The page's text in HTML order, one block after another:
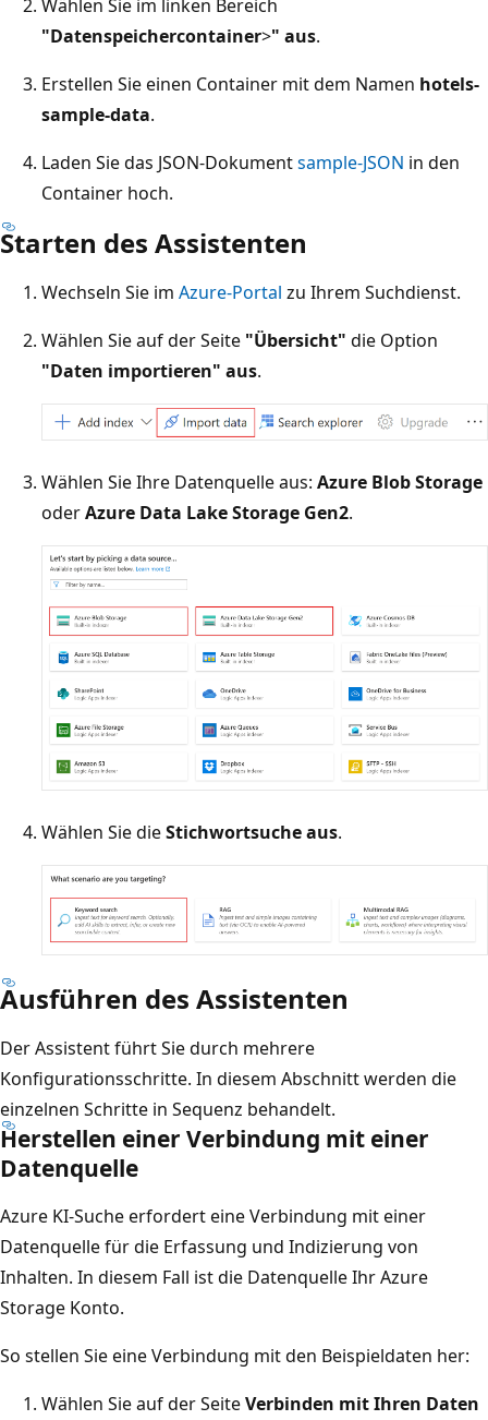
Wählen Sie im linken Bereich
"Datenspeichercontainer>" aus.
Erstellen Sie einen Container mit dem Namen hotels-
sample-data.
Laden Sie das JSON-Dokumentsample-JSON in den
Container hoch.
Starten des Assistenten
Wechseln Sie im Azure-Portal zu Ihrem Suchdienst.
Wählen Sie auf der Seite "Übersicht" die Option
"Daten importieren" aus.
Wählen Sie Ihre Datenquelle aus: Azure Blob Storage
oderAzure Data Lake Storage Gen2.
Wählen Sie dieStichwortsuche aus.
Ausführen des Assistenten
Der Assistent führt Sie durch mehrere
Konfigurationsschritte. In diesem Abschnitt werden die
einzelnen Schritte in Sequenz behandelt.
Herstellen einer Verbindung mit einer
Datenquelle
Azure KI-Suche erfordert eine Verbindung mit einer
Datenquelle für die Erfassung und Indizierung von
Inhalten. In diesem Fall ist die Datenquelle Ihr Azure
Storage Konto.
So stellen Sie eine Verbindung mit den Beispieldaten her:
Wählen Sie auf der SeiteVerbinden mit Ihren Daten